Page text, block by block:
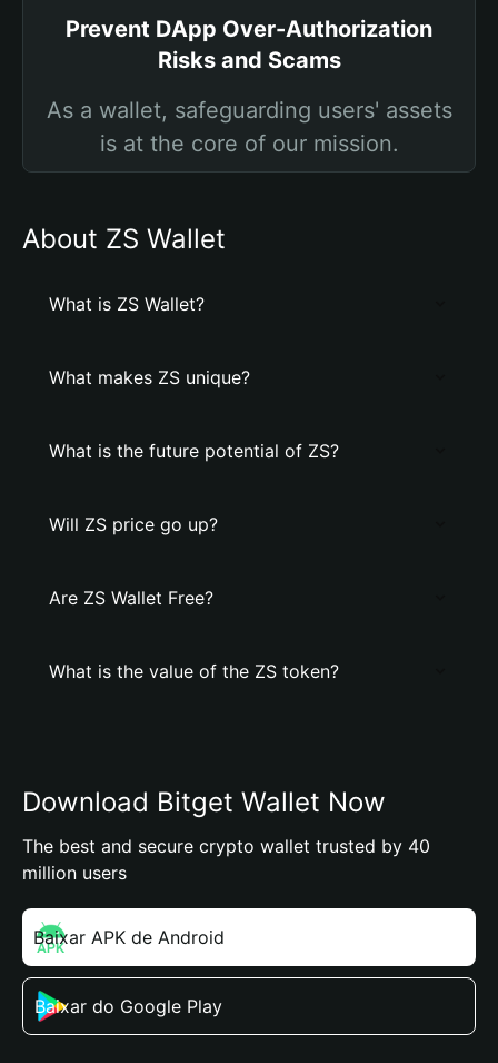
Prevent DApp Over-Authorization
Risks and Scams
As a wallet, safeguarding users' assets
is at the core of our mission.
About ZS Wallet
What is ZS Wallet?
What makes ZS unique?
What is the future potential of ZS?
Will ZS price go up?
Are ZS Wallet Free?
What is the value of the ZS token?
Download Bitget Wallet Now
The best and secure crypto wallet trusted by 40
million users
Baixar APK de Android
Baixar do Google Play